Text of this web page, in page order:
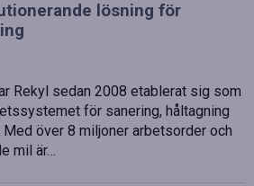
lösning för
Rekyl sedan 2008 etablerat sig som
för sanering, håltagning
över 8 miljoner arbetsorder och
mil är…